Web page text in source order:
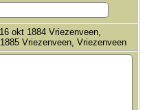
okt 1884 Vriezenveen,
Vriezenveen, Vriezenveen